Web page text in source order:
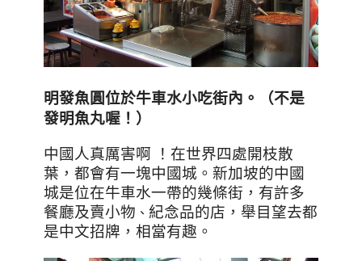
明發魚圓位於牛車水小吃街內。（不是
發明魚丸喔！）
中國人真厲害啊
！在世界四處開枝散
葉，都會有一塊中國城。新加坡的中國
城是位在牛車水一帶的幾條街，有許多
餐廳及賣小物 、 紀念品的店，舉目望去都
是中文招牌，相當有趣。